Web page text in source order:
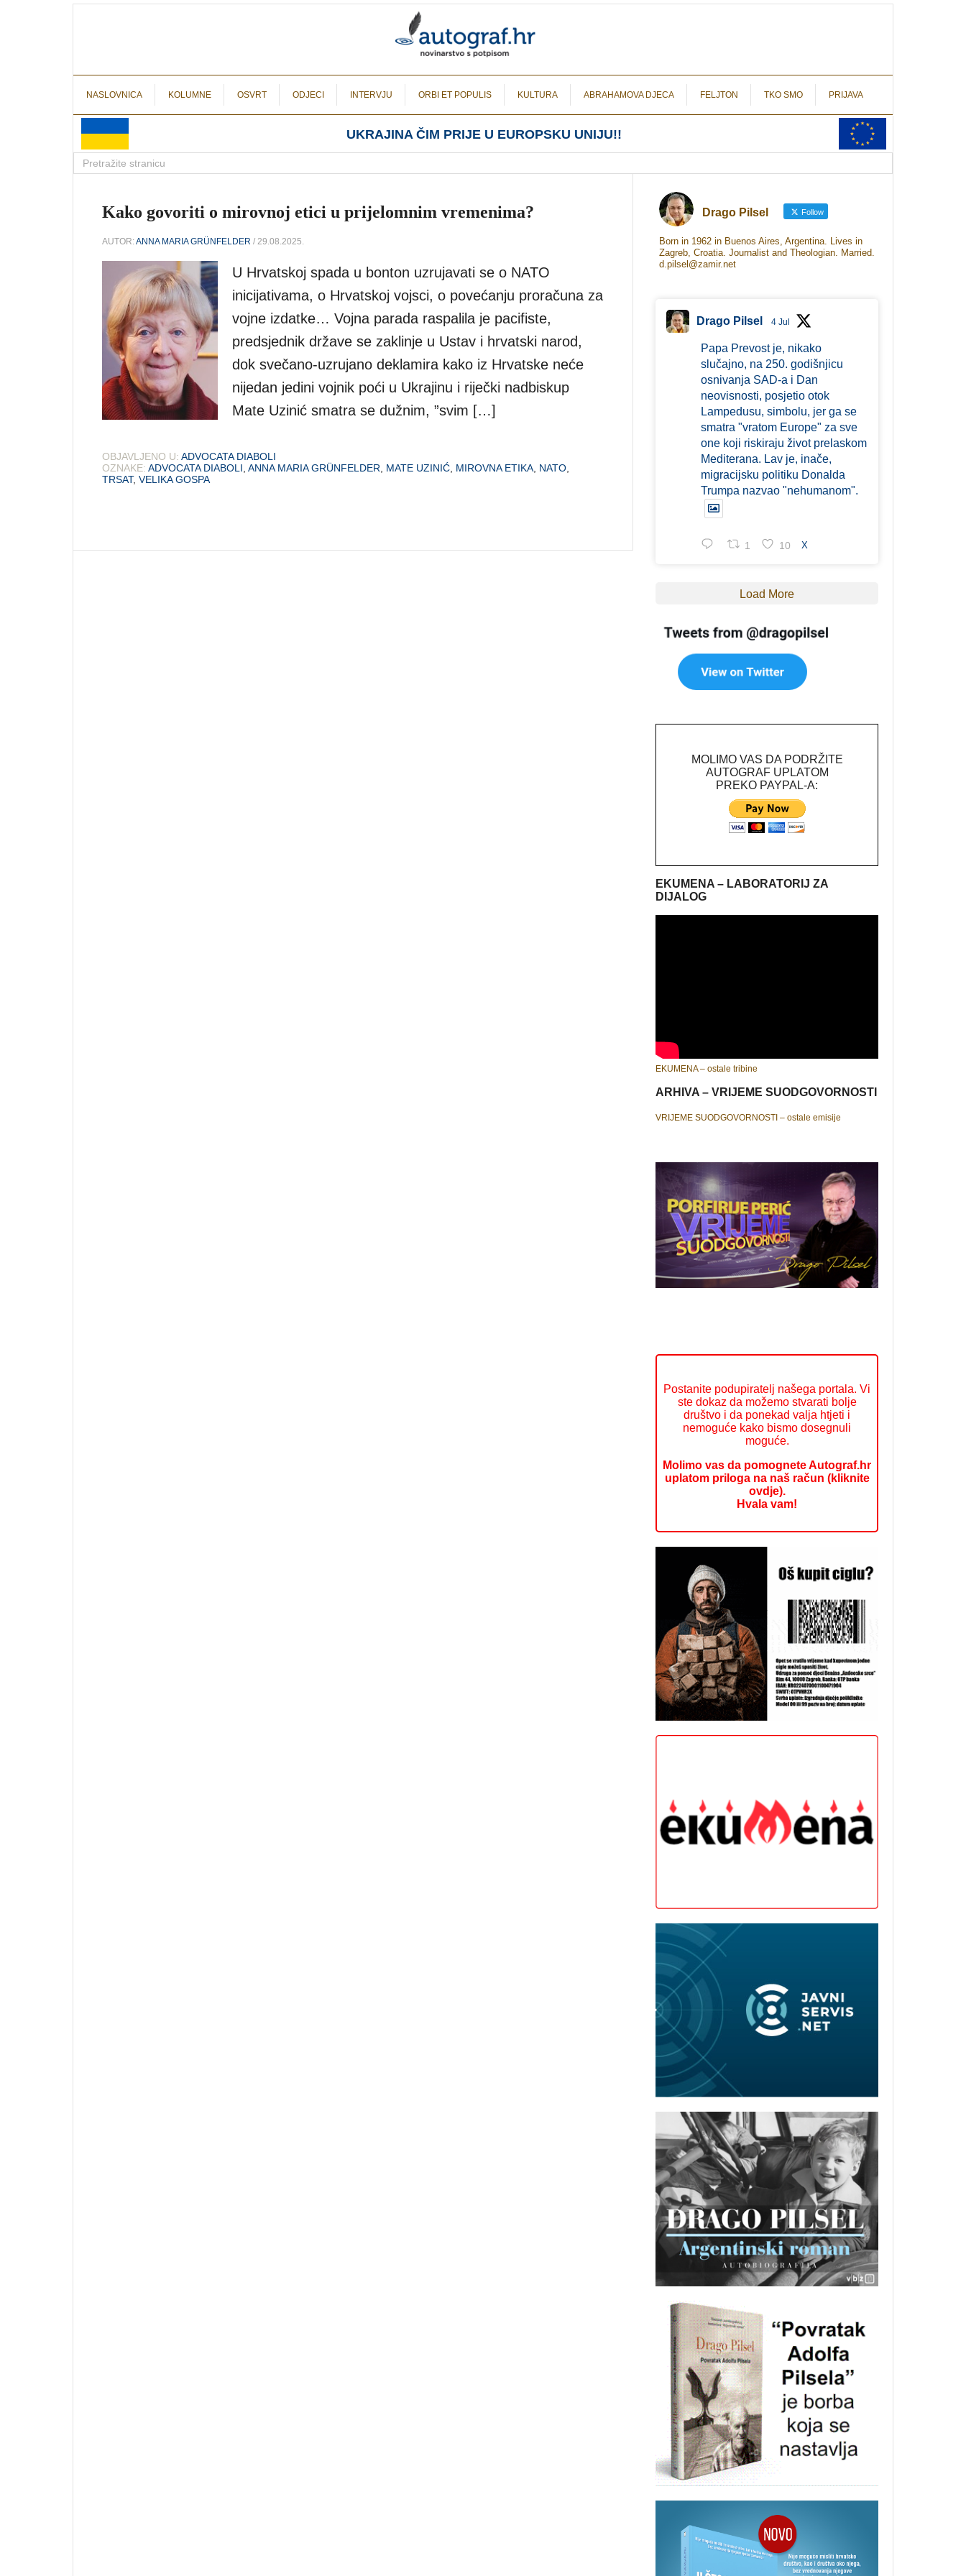
NASLOVNICA KOLUMNE OSVRT ODJECI INTERVJU ORBI ET POPULIS KULTURA ABRAHAMOVA DJECA FELJTON TKO SMO PRIJAVA
UKRAJINA ČIM PRIJE U EUROPSKU UNIJU!!
Kako govoriti o mirovnoj etici u prijelomnim vremenima?
AUTOR:ANNA MARIA GRÜNFELDER / 29.08.2025.
U Hrvatskoj spada u bonton uzrujavati se o NATO
inicijativama, o Hrvatskoj vojsci, o povećanju proračuna za
vojne izdatke… Vojna parada raspalila je pacifiste,
predsjednik države se zaklinje u Ustav i hrvatski narod,
dok svečano-uzrujano deklamira kako iz Hrvatske neće
nijedan jedini vojnik poći u Ukrajinu i riječki nadbiskup
Mate Uzinić smatra se dužnim, ”svim […]
OBJAVLJENO U: ADVOCATA DIABOLI
OZNAKE: ADVOCATA DIABOLI ANNA MARIA GRÜNFELDER MATE UZINIĆ MIROVNA ETIKA NATO
TRSAT, VELIKA GOSPA
Drago Pilsel Follow
Born in 1962 in Buenos Aires, Argentina. Lives in
Zagreb, Croatia. Journalist and Theologian. Married.
d.pilsel@zamir.net
Drago Pilsel 4 Jul
Papa Prevost je, nikako
slučajno, na 250. godišnjicu
osnivanja SAD-a i Dan
neovisnosti, posjetio otok
Lampedusu, simbolu, jer ga se
smatra "vratom Europe" za sve
one koji riskiraju život prelaskom
Mediterana. Lav je, inače,
migracijsku politiku Donalda
Trumpa nazvao "nehumanom".
1 10 X
Load More
MOLIMO VAS DA PODRŽITE
AUTOGRAF UPLATOM
PREKO PAYPAL-A:
EKUMENA – LABORATORIJ ZA
DIJALOG
EKUMENA – ostale tribine
ARHIVA – VRIJEME SUODGOVORNOSTI
VRIJEME SUODGOVORNOSTI – ostale emisije
Postanite podupiratelj našega portala. Vi
ste dokaz da možemo stvarati bolje
društvo i da ponekad valja htjeti i
nemoguće kako bismo dosegnuli
moguće.
Molimo vas da pomognete Autograf.hr
uplatom priloga na naš račun (kliknite
ovdje).
Hvala vam!